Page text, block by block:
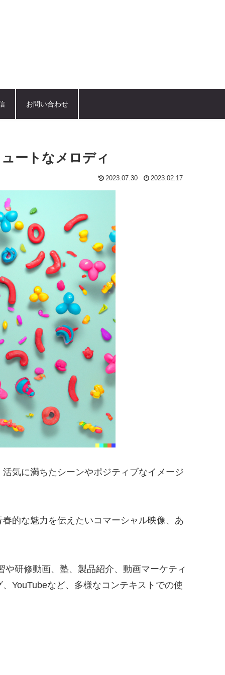
お問い合わせ
ートなメロディ
2023.07.30 2023.02.17
気に満ちたシーンやポジティブなイメージ
的な魅力を伝えたいコマーシャル映像、あ
研修動画、塾、製品紹介、動画マーケティ
YouTubeなど、多様なコンテキストでの使